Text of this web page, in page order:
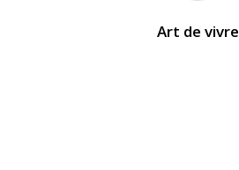
Art de vivre